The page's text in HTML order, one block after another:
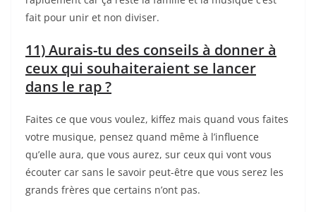
fait pour unir et non diviser.
11) Aurais-tu des conseils à donner à
ceux qui souhaiteraient se lancer
dans le rap ?
Faites ce que vous voulez, kiffez mais quand vous faites
votre musique, pensez quand même à l’influence
qu’elle aura, que vous aurez, sur ceux qui vont vous
écouter car sans le savoir peut-être que vous serez les
grands frères que certains n’ont pas.